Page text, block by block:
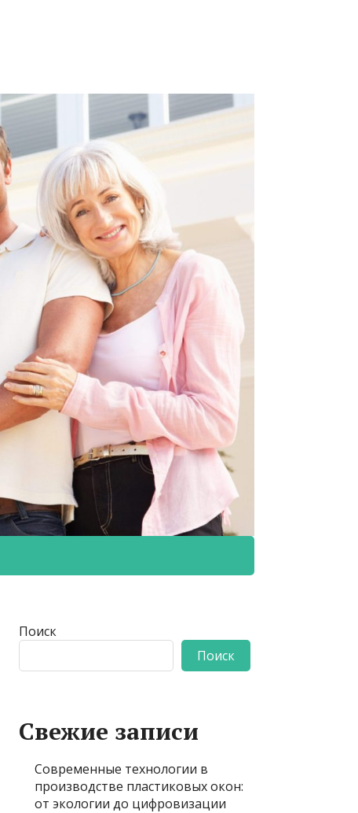
Поиск
Поиск
Свежие записи
Современные технологии в
производстве пластиковых окон:
от экологии до цифровизации